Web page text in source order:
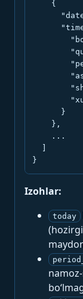
    {
      }
    },
    ...
}
Izohlar:
today